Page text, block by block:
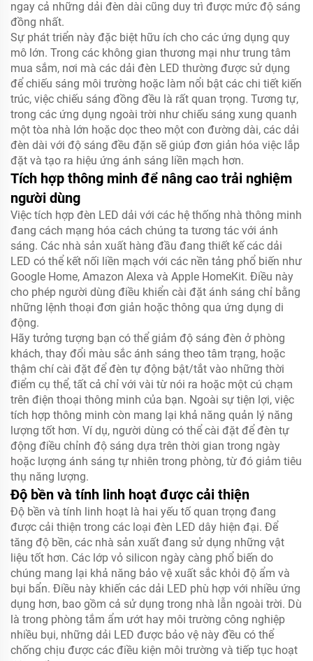
ngay cả những dải đèn dài cũng duy trì được mức độ sáng
đồng nhất.
Sự phát triển này đặc biệt hữu ích cho các ứng dụng quy
mô lớn. Trong các không gian thương mại như trung tâm
mua sắm, nơi mà các dải đèn LED thường được sử dụng
để chiếu sáng môi trường hoặc làm nổi bật các chi tiết kiến
trúc, việc chiếu sáng đồng đều là rất quan trọng. Tương tự,
trong các ứng dụng ngoài trời như chiếu sáng xung quanh
một tòa nhà lớn hoặc dọc theo một con đường dài, các dải
đèn dài với độ sáng đều đặn sẽ giúp đơn giản hóa việc lắp
đặt và tạo ra hiệu ứng ánh sáng liền mạch hơn.
Tích hợp thông minh để nâng cao trải nghiệm
người dùng
Việc tích hợp đèn LED dải với các hệ thống nhà thông minh
đang cách mạng hóa cách chúng ta tương tác với ánh
sáng. Các nhà sản xuất hàng đầu đang thiết kế các dải
LED có thể kết nối liền mạch với các nền tảng phổ biến như
Google Home, Amazon Alexa và Apple HomeKit. Điều này
cho phép người dùng điều khiển cài đặt ánh sáng chỉ bằng
những lệnh thoại đơn giản hoặc thông qua ứng dụng di
động.
Hãy tưởng tượng bạn có thể giảm độ sáng đèn ở phòng
khách, thay đổi màu sắc ánh sáng theo tâm trạng, hoặc
thậm chí cài đặt để đèn tự động bật/tắt vào những thời
điểm cụ thể, tất cả chỉ với vài từ nói ra hoặc một cú chạm
trên điện thoại thông minh của bạn. Ngoài sự tiện lợi, việc
tích hợp thông minh còn mang lại khả năng quản lý năng
lượng tốt hơn. Ví dụ, người dùng có thể cài đặt để đèn tự
động điều chỉnh độ sáng dựa trên thời gian trong ngày
hoặc lượng ánh sáng tự nhiên trong phòng, từ đó giảm tiêu
thụ năng lượng.
Độ bền và tính linh hoạt được cải thiện
Độ bền và tính linh hoạt là hai yếu tố quan trọng đang
được cải thiện trong các loại đèn LED dây hiện đại. Để
tăng độ bền, các nhà sản xuất đang sử dụng những vật
liệu tốt hơn. Các lớp vỏ silicon ngày càng phổ biến do
chúng mang lại khả năng bảo vệ xuất sắc khỏi độ ẩm và
bụi bẩn. Điều này khiến các dải LED phù hợp với nhiều ứng
dụng hơn, bao gồm cả sử dụng trong nhà lẫn ngoài trời. Dù
là trong phòng tắm ẩm ướt hay môi trường công nghiệp
nhiều bụi, những dải LED được bảo vệ này đều có thể
chống chịu được các điều kiện môi trường và tiếp tục hoạt